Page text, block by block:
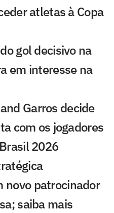
atletas à Copa
gol decisivo na
em interesse na
Garros decide
com os jogadores
2026
novo patrocinador
saiba mais